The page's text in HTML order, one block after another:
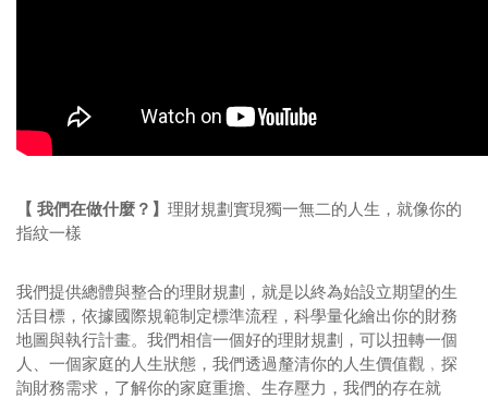
【 我們在做什麼？】 理財規劃實現獨一無二的人生，就像你的
指紋一樣
我們提供總體與整合的理財規劃，就是以終為始設立期望的生
活目標，依據國際規範制定標準流程，科學量化繪出你的財務
地圖與執行計畫。我們相信一個好的理財規劃，可以扭轉一個
人、一個家庭的人生狀態，我們透過釐清你的人生價值觀﹐探
詢財務需求，了解你的家庭重擔、生存壓力，我們的存在就